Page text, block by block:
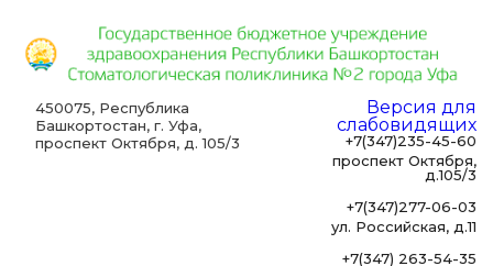
450075, Республика
Башкортостан, г. Уфа,
проспект Октября, д. 105/3
Версия для
слабовидящих
+7(347)235-45-60
проспект Октября,
д.105/3
+7(347)277-06-03
ул. Российская, д.11
+7(347) 263-54-35